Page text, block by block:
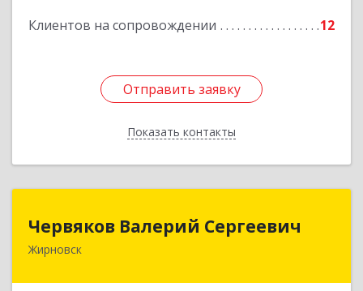
Клиентов на сопровождении 12
Отправить заявку
Показать контакты
Подробнее
Отправить заявку
Назад
Червяков Валерий Сергеевич
Жирновск
Червяков Валерий Сергеевич